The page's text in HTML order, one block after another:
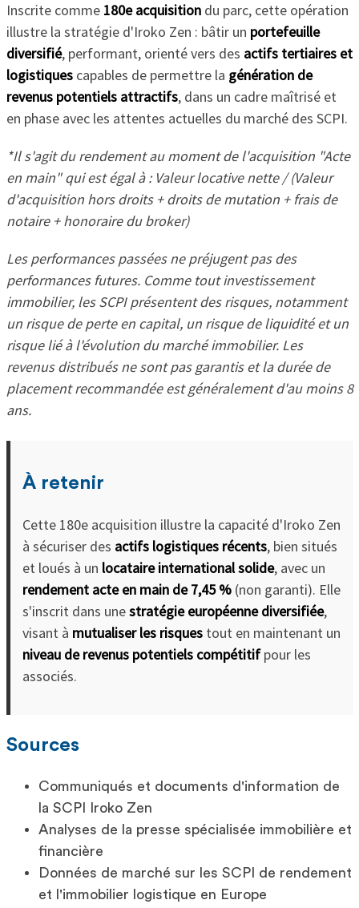
Inscrite comme 180e acquisitiondu parc, cette opération
illustre la stratégie d'Iroko Zen : bâtir un portefeuille
diversifié, performant, orienté vers des actifs tertiaires et
logistiquescapables de permettre la génération de
revenus potentiels attractifs, dans un cadre maîtrisé et
en phase avec les attentes actuelles du marché des SCPI.
*Il s'agit du rendement au moment de l'acquisition "Acte
en main" qui est égal à : Valeur locative nette / (Valeur
d'acquisition hors droits + droits de mutation + frais de
notaire + honoraire du broker)
Les performances passées ne préjugent pas des
performances futures. Comme tout investissement
immobilier, les SCPI présentent des risques, notamment
un risque de perte en capital, un risque de liquidité et un
risque lié à l'évolution du marché immobilier. Les
revenus distribués ne sont pas garantis et la durée de
placement recommandée est généralement d'au moins 8
ans.
À retenir
Cette 180e acquisition illustre la capacité d'Iroko Zen
à sécuriser des actifs logistiques récents, bien situés
et loués à un locataire international solide, avec un
rendement acte en main de 7,45 %(non garanti). Elle
s'inscrit dans unestratégie européenne diversifiée,
visant à mutualiser les risquestout en maintenant un
niveau de revenus potentiels compétitifpour les
associés.
Sources
Communiqués et documents d'information de
la SCPI Iroko Zen
Analyses de la presse spécialisée immobilière et
financière
Données de marché sur les SCPI de rendement
et l'immobilier logistique en Europe